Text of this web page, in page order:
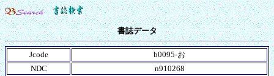
書誌データ
Jcode
b0095-お
NDC
n910268